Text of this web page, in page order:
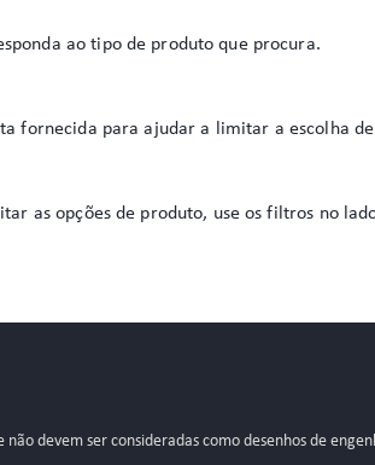
ao tipo de produto que procura.
fornecida para ajudar a limitar a escolha
as opções de produto, use os filtros no
devem ser consideradas como desenhos de